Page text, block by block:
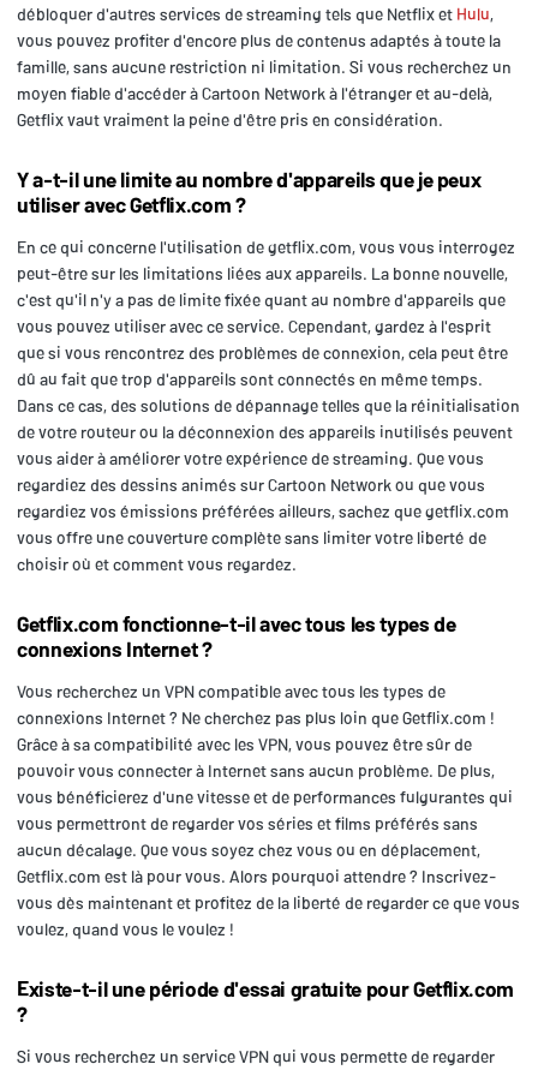
débloquer d'autres services de streaming tels que Netflix et Hulu,
vous pouvez profiter d'encore plus de contenus adaptés à toute la
famille, sans aucune restriction ni limitation. Si vous recherchez un
moyen fiable d'accéder à Cartoon Network à l'étranger et au-delà,
Getflix vaut vraiment la peine d'être pris en considération.
Y a-t-il une limite au nombre d'appareils que je peux
utiliser avec Getflix.com ?
En ce qui concerne l'utilisation de getflix.com, vous vous interrogez
peut-être sur les limitations liées aux appareils. La bonne nouvelle,
c'est qu'il n'y a pas de limite fixée quant au nombre d'appareils que
vous pouvez utiliser avec ce service. Cependant, gardez à l'esprit
que si vous rencontrez des problèmes de connexion, cela peut être
dû au fait que trop d'appareils sont connectés en même temps.
Dans ce cas, des solutions de dépannage telles que la réinitialisation
de votre routeur ou la déconnexion des appareils inutilisés peuvent
vous aider à améliorer votre expérience de streaming. Que vous
regardiez des dessins animés sur Cartoon Network ou que vous
regardiez vos émissions préférées ailleurs, sachez que getflix.com
vous offre une couverture complète sans limiter votre liberté de
choisir où et comment vous regardez.
Getflix.com fonctionne-t-il avec tous les types de
connexions Internet ?
Vous recherchez un VPN compatible avec tous les types de
connexions Internet ? Ne cherchez pas plus loin que Getflix.com !
Grâce à sa compatibilité avec les VPN, vous pouvez être sûr de
pouvoir vous connecter à Internet sans aucun problème. De plus,
vous bénéficierez d'une vitesse et de performances fulgurantes qui
vous permettront de regarder vos séries et films préférés sans
aucun décalage. Que vous soyez chez vous ou en déplacement,
Getflix.com est là pour vous. Alors pourquoi attendre ? Inscrivez-
vous dès maintenant et profitez de la liberté de regarder ce que vous
voulez, quand vous le voulez !
Existe-t-il une période d'essai gratuite pour Getflix.com
?
Si vous recherchez un service VPN qui vous permette de regarder